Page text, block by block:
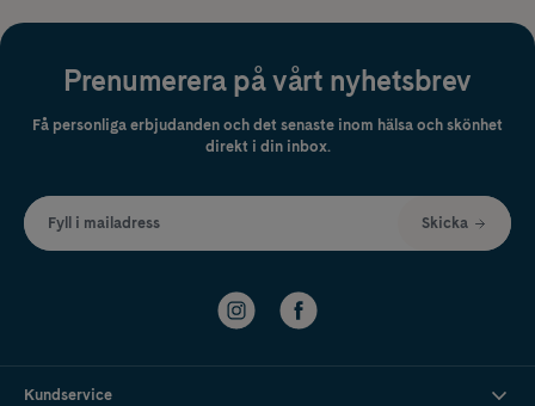
Prenumerera på vårt nyhetsbrev
Få personliga erbjudanden och det senaste inom hälsa och skönhet
direkt i din inbox.
Fyll i mailadress Skicka
Kundservice